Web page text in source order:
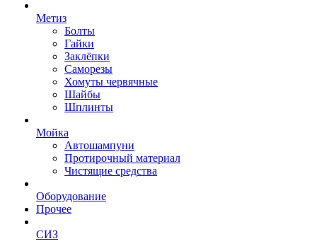
Метиз
Болты
Гайки
Заклёпки
Саморезы
Хомуты червячные
Шайбы
Шплинты
Мойка
Автошампуни
Протирочный материал
Чистящие средства
Оборудование
Прочее
СИЗ